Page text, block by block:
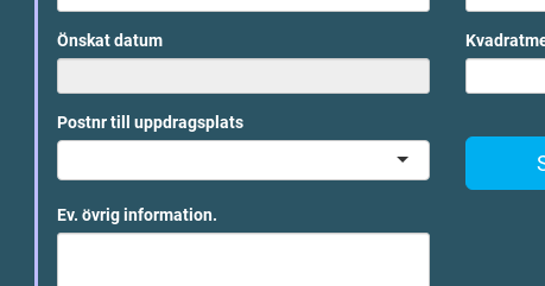
Önskat datum
Postnr till uppdragsplats
Ev. övrig information.